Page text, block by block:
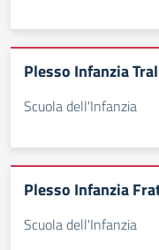
Plesso Infanzia
Scuola dell'Infanzia
Plesso Infanzia
Scuola dell'Infanzia